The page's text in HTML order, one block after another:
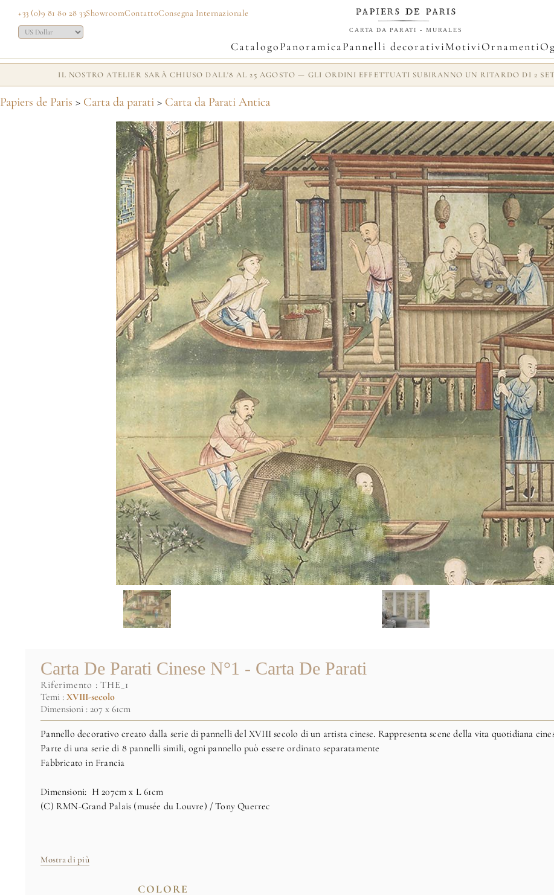
+33 (0)9 81 80 28 33ShowroomContattoConsegna Internazionale
CARTA DA PARATI - MURALES
CatalogoPanoramicaPannelli decorativiMotiviOrnamenti
IL NOSTRO ATELIER SARÀ CHIUSO DALL'8 AL 25 AGOSTO — GLI ORDINI EFFETTUATI SUBIRANNO UN RITARDO DI 2
Papiers de Paris > Carta da parati > Carta da Parati Antica
Carta De Parati Cinese N°1 - Carta De Parati
riferimento :THE_1
Temi :XVIII-secolo
Dimensioni : 207 x 61cm
Pannello decorativo creato dalla serie di pannelli del XVIII secolo di un artista cinese. Rappresenta scene della vita quotidiana
Parte di una serie di 8 pannelli simili, ogni pannello può essere ordinato separatamente
Fabbricato in Francia
Dimensioni: H 207cm x L 61cm
(C) RMN-Grand Palais (musée du Louvre) / Tony Querrec
Mostra di più
COLORE